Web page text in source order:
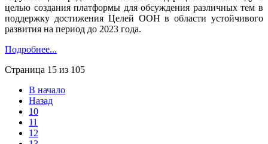
целью создания платформы для обсуждения различных тем в
поддержку достижения Целей ООН в области устойчивого
развития на период до 2023 года.
Подробнее...
Страница 15 из 105
В начало
Назад
10
11
12